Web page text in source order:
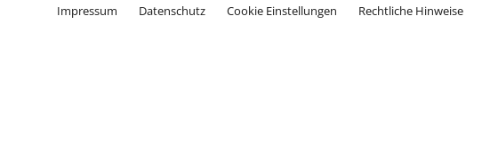
Impressum Datenschutz Cookie Einstellungen Rechtliche Hinweise